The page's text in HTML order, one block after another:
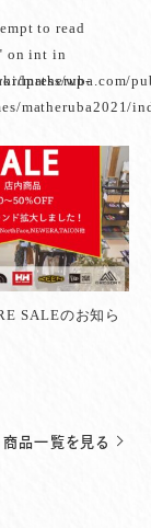
wp-
to read
on int in
matheruba.com/
matheruba2021/
SALEのお知ら
商品一覧を見る